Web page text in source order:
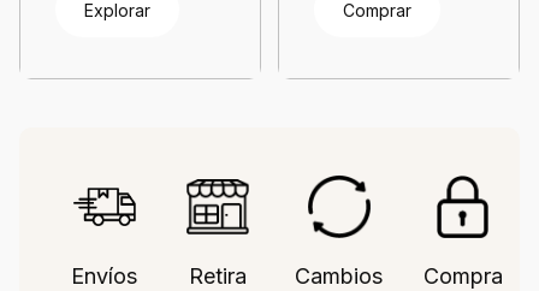
Explorar Comprar
Envíos
Retira
Cambios
Compra